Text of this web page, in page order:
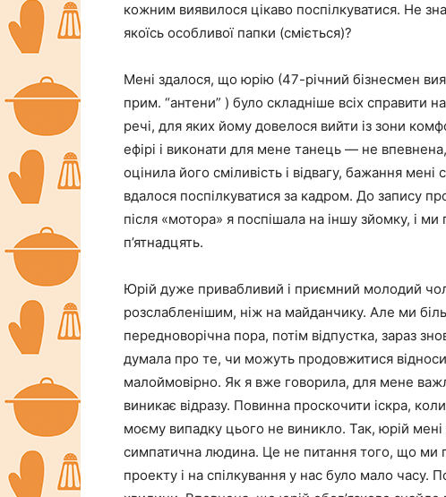
кожним виявилося цікаво поспілкуватися. Не
якоїсь особливої папки (сміється)?
Мені здалося, що юрію (47-річний бізнесмен
прим. “антени” ) було складніше всіх справити
речі, для яких йому довелося вийти із зони
ефірі і виконати для мене танець — не
оцінила його сміливість і відвагу, бажання
вдалося поспілкуватися за кадром. До запису
після «мотора» я поспішала на іншу зйомку, і
п’ятнадцять.
Юрій дуже привабливий і приємний молодий
розслабленішим, ніж на майданчику. Але ми
передноворічна пора, потім відпустка, зараз
думала про те, чи можуть продовжитися
малоймовірно. Як я вже говорила, для мене
виникає відразу. Повинна проскочити іскра,
моєму випадку цього не виникло. Так, юрій
симпатична людина. Це не питання того, що ми
проекту і на спілкування у нас було мало часу.